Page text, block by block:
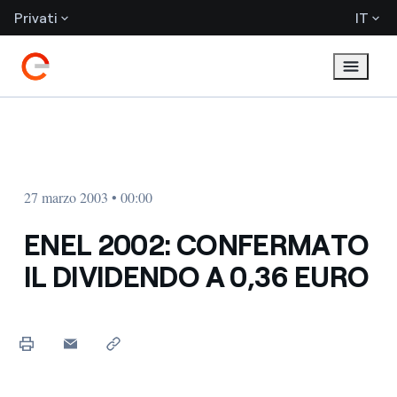
Privati IT
27 marzo 2003 • 00:00
ENEL 2002: CONFERMATO
IL DIVIDENDO A 0,36 EURO